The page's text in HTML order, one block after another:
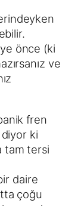
önce (ki
ve
fren
ki
tam tersi
daire
çoğu